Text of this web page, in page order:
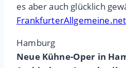
es aber auch glücklich
FrankfurterAllgemeine.net
Hamburg
Neue Kühne-Oper in